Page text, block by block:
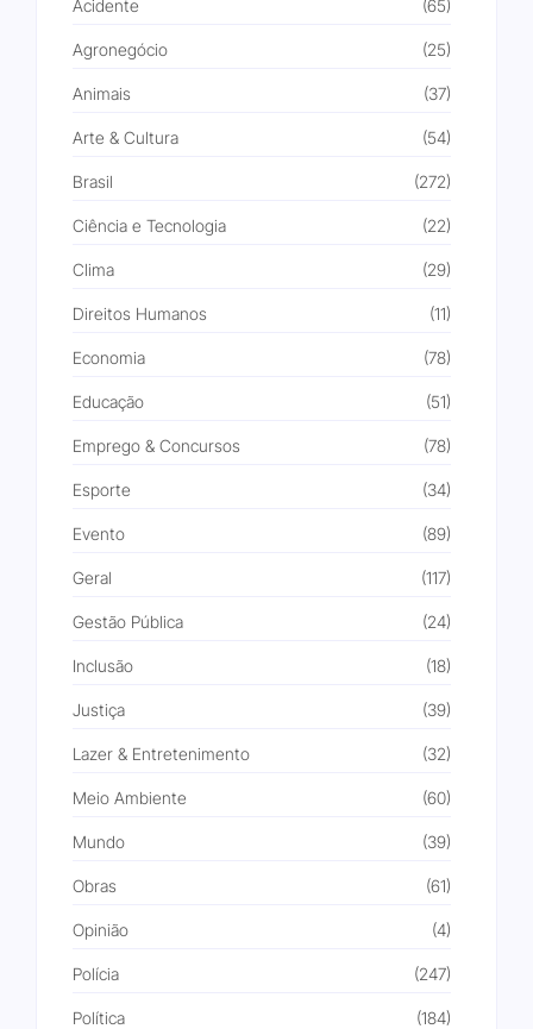
Acidente (65)
Agronegócio (25)
Animais (37)
Arte & Cultura (54)
Brasil (272)
Ciência e Tecnologia (22)
Clima (29)
Direitos Humanos (11)
Economia (78)
Educação (51)
Emprego & Concursos (78)
Esporte (34)
Evento (89)
Geral (117)
Gestão Pública (24)
Inclusão (18)
Justiça (39)
Lazer & Entretenimento (32)
Meio Ambiente (60)
Mundo (39)
Obras (61)
Opinião (4)
Polícia (247)
Política (184)